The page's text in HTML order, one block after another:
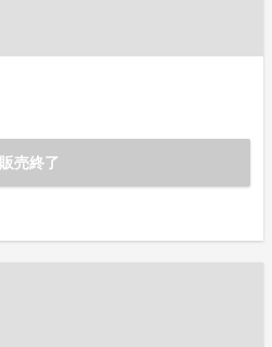
販売終了